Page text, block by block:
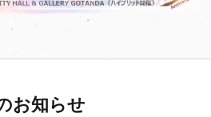
お知らせ